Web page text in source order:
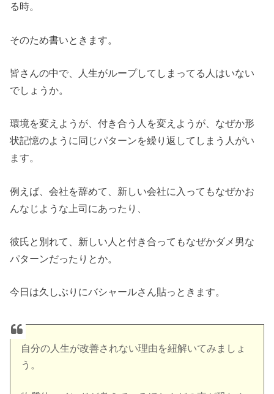
る時。
そのため書いときます。
皆さんの中で、人生がループしてしまってる人はいない
でしょうか。
環境を変えようが、付き合う人を変えようが、なぜか形
状記憶のように同じパターンを繰り返してしまう人がい
ます。
例えば、会社を辞めて、新しい会社に入ってもなぜかお
んなじような上司にあったり、
彼氏と別れて、新しい人と付き合ってもなぜかダメ男な
パターンだったりとか。
今日は久しぶりにバシャールさん貼っときます。
自分の人生が改善されない理由を紐解いてみましょ
う。